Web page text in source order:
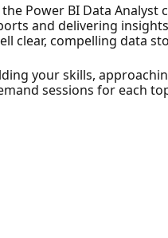
Power BI Data
and delivering
clear, compelling data
your skills,
sessions for each